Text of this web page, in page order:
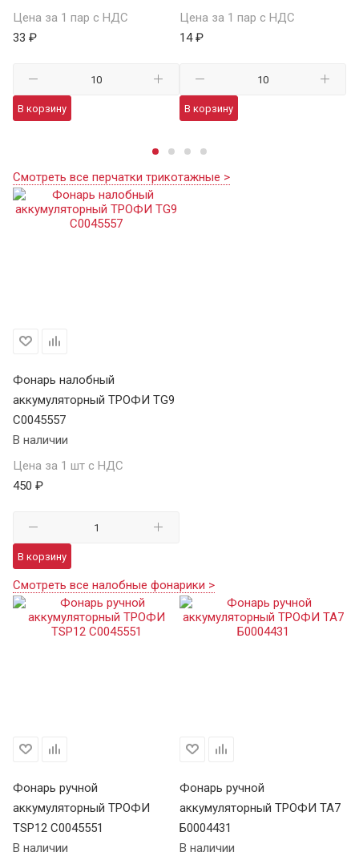
Цена за 1 пар с НДС
33 ₽
В корзину
Цена за 1 пар с НДС
14 ₽
В корзину
Смотреть все перчатки трикотажные >
Фонарь налобный
аккумуляторный ТРОФИ TG9
C0045557
В наличии
Цена за 1 шт с НДС
450 ₽
В корзину
Смотреть все налобные фонарики >
Фонарь ручной
аккумуляторный ТРОФИ
TSP12 C0045551
В наличии
Фонарь ручной
аккумуляторный ТРОФИ TA7
Б0004431
В наличии